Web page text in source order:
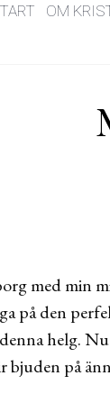
OM
med min
på den
helg.
bjuden på